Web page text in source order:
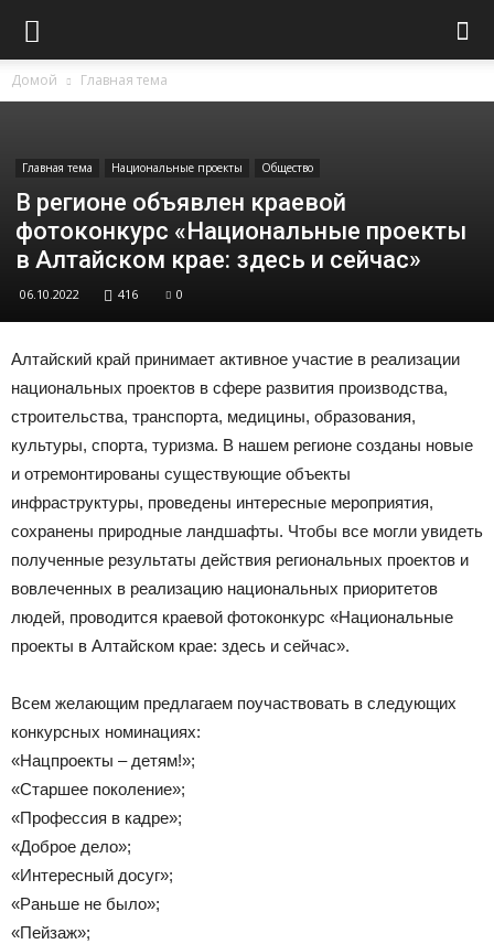
Домой Главная тема
Главная тема Национальные проекты Общество
В регионе объявлен краевой
фотоконкурс «Национальные проекты
в Алтайском крае: здесь и сейчас»
06.10.2022 416 0
Алтайский край принимает активное участие в реализации
национальных проектов в сфере развития производства,
строительства, транспорта, медицины, образования,
культуры, спорта, туризма. В нашем регионе созданы новые
и отремонтированы существующие объекты
инфраструктуры, проведены интересные мероприятия,
сохранены природные ландшафты. Чтобы все могли увидеть
полученные результаты действия региональных проектов и
вовлеченных в реализацию национальных приоритетов
людей, проводится краевой фотоконкурс «Национальные
проекты в Алтайском крае: здесь и сейчас».
Всем желающим предлагаем поучаствовать в следующих
конкурсных номинациях:
«Нацпроекты – детям!»;
«Старшее поколение»;
«Профессия в кадре»;
«Доброе дело»;
«Интересный досуг»;
«Раньше не было»;
«Пейзаж»;